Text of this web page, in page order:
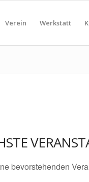
Verein Werkstatt
bevorstehenden